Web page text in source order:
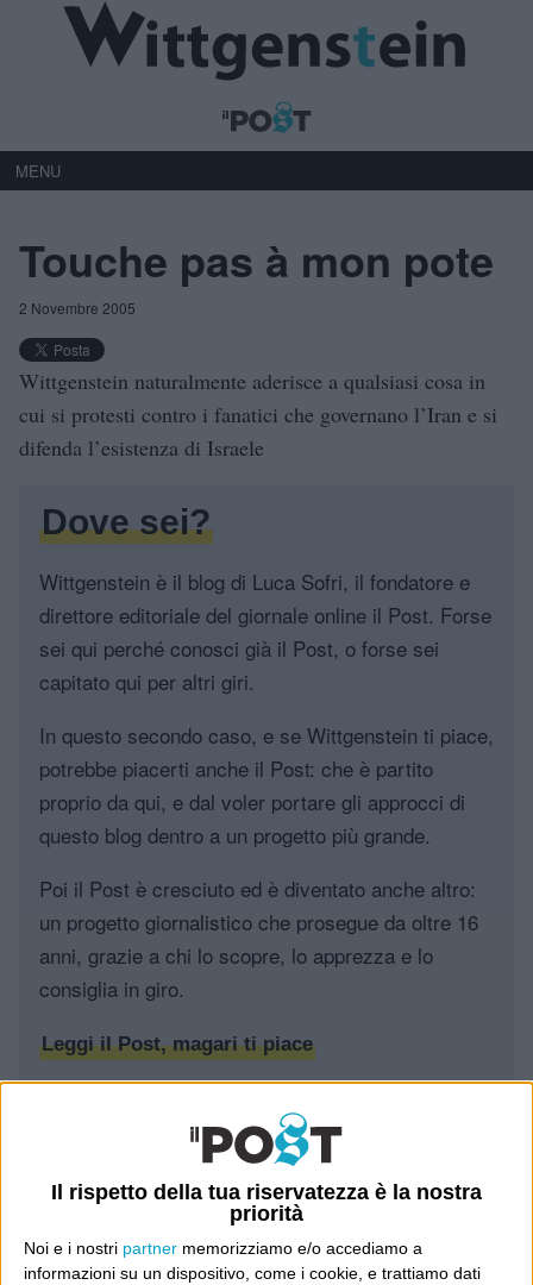
Il rispetto della tua riservatezza è la nostra
priorità
Noi e i nostri partner memorizziamo e/o accediamo a
informazioni su un dispositivo, come i cookie, e trattiamo dati
MENU
Touche pas à mon pote
2 Novembre 2005
Wittgenstein naturalmente aderisce a qualsiasi cosa in
cui si protesti contro i fanatici che governano l’Iran e si
difenda l’esistenza di Israele
Dove sei?
Wittgenstein è il blog di Luca Sofri, il fondatore e
direttore editoriale del giornale online il Post. Forse
sei qui perché conosci già il Post, o forse sei
capitato qui per altri giri.
In questo secondo caso, e se Wittgenstein ti piace,
potrebbe piacerti anche il Post: che è partito
proprio da qui, e dal voler portare gli approcci di
questo blog dentro a un progetto più grande.
Poi il Post è cresciuto ed è diventato anche altro:
un progetto giornalistico che prosegue da oltre 16
anni, grazie a chi lo scopre, lo apprezza e lo
consiglia in giro.
Leggi il Post, magari ti piace
Wittgenstein